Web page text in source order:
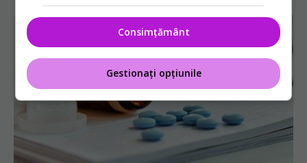
Consimțământ
Gestionați opțiunile